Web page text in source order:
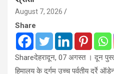
August 7, 2026
Share
Shareदेहरादून, 07 अगस्त । दून
हिमालय के दुर्गम उच्च पर्वतीय दर्रे